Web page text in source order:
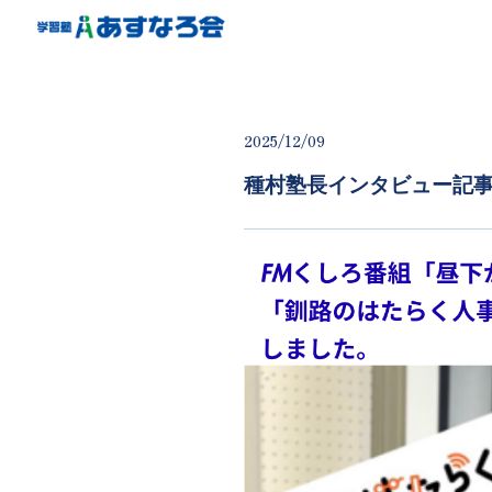
2025/12/09
種村塾長インタビュー記